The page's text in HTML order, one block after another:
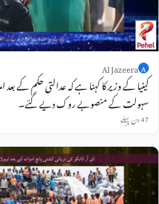
A
Al Jazeera
کینیا کے وزیر کا کہنا ہے کہ عدالتی حکم کے بعد
سہولت کے منصوبے روک دیے گئے۔
47 دن پہلے